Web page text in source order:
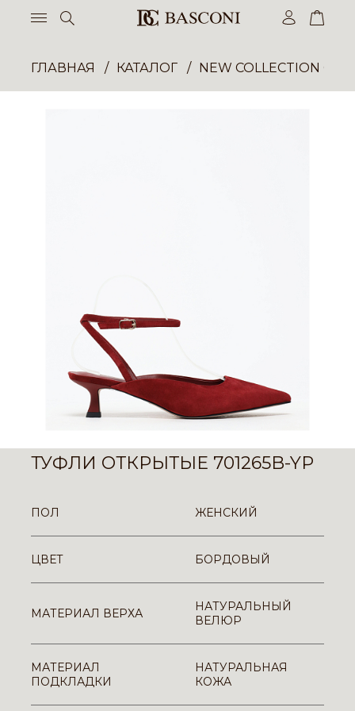
ГЛАВНАЯ КАТАЛОГ NEW COLLECTION
ТУФЛИ ОТКРЫТЫЕ 701265B-YP
ПОЛ ЖЕНСКИЙ
ЦВЕТ БОРДОВЫЙ
МАТЕРИАЛ ВЕРХА
НАТУРАЛЬНЫЙ
ВЕЛЮР
МАТЕРИАЛ
ПОДКЛАДКИ
НАТУРАЛЬНАЯ
КОЖА